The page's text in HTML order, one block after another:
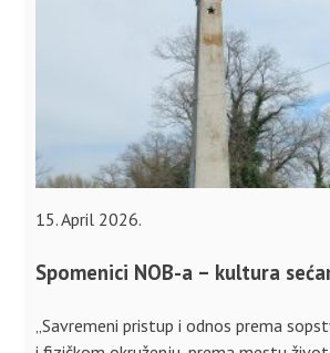
15. April 2026.
Spomenici NOB-a – kultura
„Savremeni pristup i odnos prema